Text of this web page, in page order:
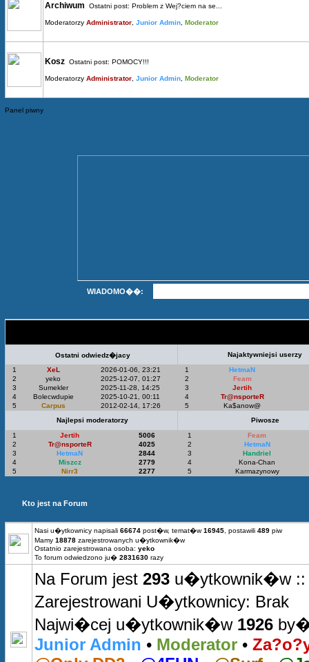
Archiwum Ostatni post: Problem z Wej?ciem na se...
Moderatorzy Administrator Junior Admin Moderator
Kosz Ostatni post: POMOCY!!!
Moderatorzy Administrator Junior Admin Moderator
Panel piwny
WIADOMO��:
Ostatni odwiedz�jacy
Najaktywniejsi userzy
1
XeL
2026-01-06, 23:21
2
yeko
2025-12-07, 01:27
3
Sumekler
2025-11-28, 14:25
4
Bolecwdupie
2025-10-21, 00:11
5
Carpus 2012-02-14, 17:26
1
HetmaN
2
Feam
3
Jertih
4
Tr@nsporteR
5
Ka$anow@
Najlepsi moderatorzy
Piwosze
1
Jertih
5006
2
Tr@nsporteR
4025
3
HetmaN
2844
4
Miszcz
2779
5
Nirr3 2277
1
Feam
2
HetmaN
3
Handriel
4
Kona-Chan
5
Karmazynowy
Kto jest na Forum
Nasi u�ytkownicy napisali 66674 post�w, temat�w16945 , postawili 489 piw
Mamy 18878 zarejestrowanych u�ytkownik�w
Ostatnio zarejestrowana osoba: yeko
To forum odwiedzono ju� 2831630 razy
Na Forum jest 293 u�ytkownik�w ::
Zarejestrowani U�ytkownicy: Brak
Najwi�cej u�ytkownik�w 1926
Junior Admin • Moderator •